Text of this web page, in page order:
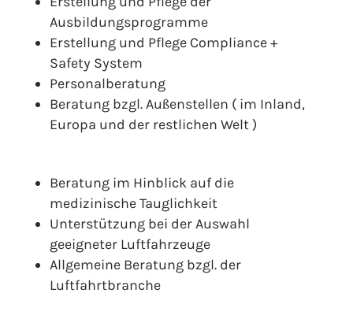
Ausbildungsprogramme
Erstellung und Pflege Compliance +
Safety System
Personalberatung
Beratung bzgl. Außenstellen ( im Inland,
Europa und der restlichen Welt )
Beratung im Hinblick auf die
medizinische Tauglichkeit
Unterstützung bei der Auswahl
geeigneter Luftfahrzeuge
Allgemeine Beratung bzgl. der
Luftfahrtbranche